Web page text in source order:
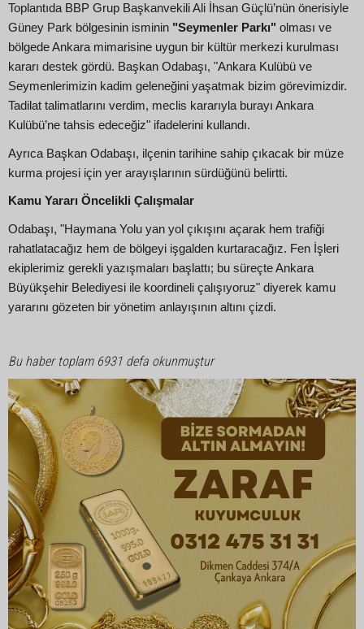
Toplantıda BBP Grup Başkanvekili Ali İhsan Güçlü’nün önerisiyle
Güney Park bölgesinin isminin "Seymenler Parkı" olması ve
bölgede Ankara mimarisine uygun bir kültür merkezi kurulması
kararı destek gördü. Başkan Odabaşı, "Ankara Kulübü ve
Seymenlerimizin kadim geleneğini yaşatmak bizim görevimizdir.
Tadilat talimatlarını verdim, meclis kararıyla burayı Ankara
Kulübü’ne tahsis edeceğiz" ifadelerini kullandı.
Ayrıca Başkan Odabaşı, ilçenin tarihine sahip çıkacak bir müze
kurma projesi için yer arayışlarının sürdüğünü belirtti.
Kamu Yararı Öncelikli Çalışmalar
Odabaşı, "Haymana Yolu yan yol çıkışını açarak hem trafiği
rahatlatacağız hem de bölgeyi işgalden kurtaracağız. Fen İşleri
ekiplerimiz gerekli yazışmaları başlattı; bu süreçte Ankara
Büyükşehir Belediyesi ile koordineli çalışıyoruz" diyerek kamu
yararını gözeten bir yönetim anlayışının altını çizdi.
Bu haber toplam 6931 defa okunmuştur